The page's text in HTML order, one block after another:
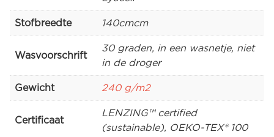
Stofbreedte 140cmcm
Wasvoorschrift
30 graden, in een wasnetje, niet
in de droger
Gewicht 240 g/m2
Certificaat
LENZING™ certified
(sustainable), OEKO-TEX® 100